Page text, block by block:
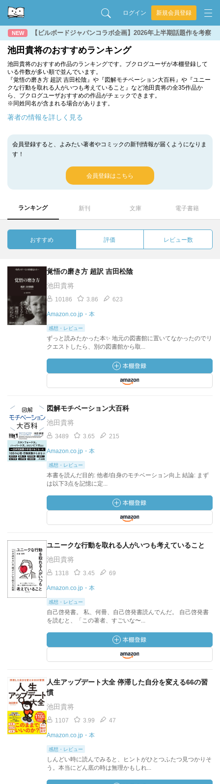
ログイン 新規会員登録
NEW 【ビルボードジャパンコラボ企画】2026年上半期話題作を考察
池田貴将のおすすめランキング
池田貴将のおすすめ作品のランキングです。ブクログユーザが本棚登録して
いる件数が多い順で並んでいます。
『覚悟の磨き方 超訳 吉田松陰』や『図解モチベーション大百科』や『ユニー
クな行動を取れる人がいつも考えていること』など池田貴将の全35作品か
ら、ブクログユーザおすすめの作品がチェックできます。
※同姓同名が含まれる場合があります。
著者の情報を詳しく見る
会員登録すると、よみたい著者やコミックの新刊情報が届くようになりま
す！
会員登録はこちら
ランキング 新刊 文庫 電子書籍
おすすめ 評価 レビュー数
覚悟の磨き方 超訳 吉田松陰
池田貴将
10186 3.86 623
Amazon.co.jp・本
感想・レビュー
ずっと読みたかった本✨ 地元の図書館に置いてなかったのでリ
クエストしたら、別の図書館から取...
図解モチベーション大百科
池田貴将
3489 3.65 215
Amazon.co.jp・本
感想・レビュー
本書を読んだ目的: 他者/自身のモチベーション向上 結論: まず
は以下3点を記憶に定...
ユニークな行動を取れる人がいつも考えていること
池田貴将
1318 3.45 69
Amazon.co.jp・本
感想・レビュー
自己啓発書。 私、何冊、自己啓発書読んでんだ。 自己啓発書
を読むと、「この著者、すごいな〜...
人生アップデート大全 停滞した自分を変える66の習
慣
池田貴将
1107 3.99 47
Amazon.co.jp・本
感想・レビュー
しんどい時に読んでみると、ヒントがひとつふたつ見つかりそ
う。本当にどん底の時は無理かもしれ...